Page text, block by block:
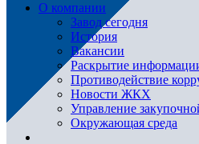
О компании
Завод сегодня
История
Вакансии
Раскрытие
Противодействие
Новости ЖКХ
Управление
Окружающая среда